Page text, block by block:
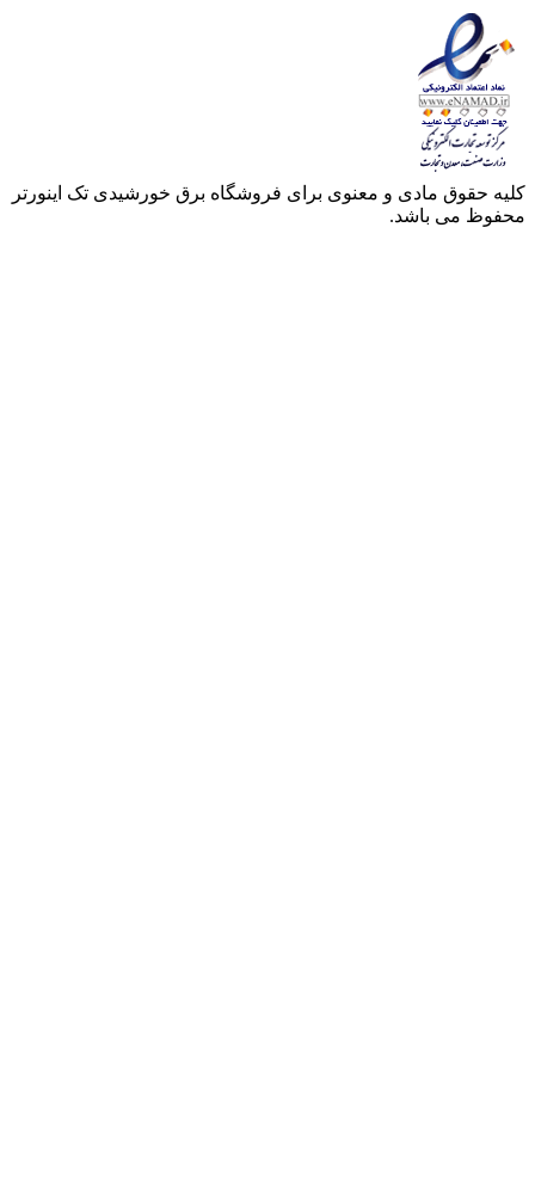
مادی و معنوی برای فروشگاه برق خورشیدی تک اینورتر
باشد.